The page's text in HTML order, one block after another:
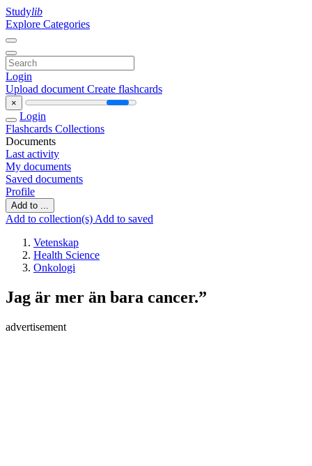
Studylib
Explore Categories
Login
Upload document Create flashcards
×
Login
Flashcards Collections
Documents
Last activity
My documents
Saved documents
Profile
Add to ...
Add to collection(s) Add to saved
Vetenskap
Health Science
Onkologi
Jag är mer än bara cancer.”
advertisement